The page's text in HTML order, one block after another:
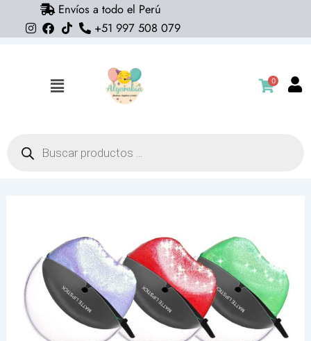
Envíos a todo el Perú
+51 997 508 079
Flyout
0
productos
mágico
larga
duración)
cantidad